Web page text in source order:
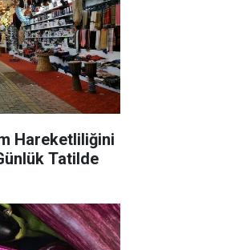
Hareketliliğini
Tatilde